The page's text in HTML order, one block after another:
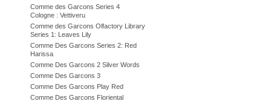
Comme des Garcons Series 4
Cologne : Vettiveru
Comme des Garcons Olfactory Library
Series 1: Leaves Lily
Comme Des Garcons Series 2: Red
Harissa
Comme Des Garcons 2 Silver Words
Comme Des Garcons 3
Comme Des Garcons Play Red
Comme Des Garcons Floriental